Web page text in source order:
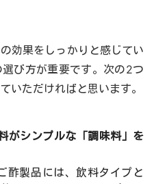
効果をしっかりと感じてい
び方が重要です。次の2つ
いただければと思います。
シンプルな「調味料」を
酢製品には、飲料タイプと